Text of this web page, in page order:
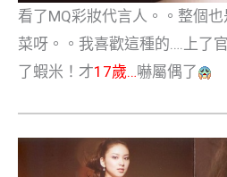
看了MQ彩妝代言人。。整個
菜呀。。我喜歡這種的….上了
了蝦米！才17歲…嚇屬偶了